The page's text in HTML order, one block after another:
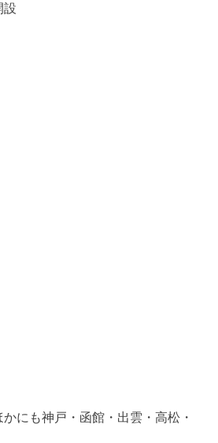
設
にも神戸・函館・出雲・高松・